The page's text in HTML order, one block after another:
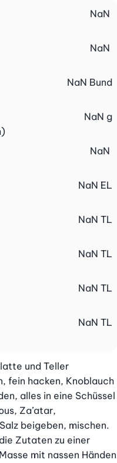
NaN
NaN
NaN Bund
NaN g
NaN
NaN EL
NaN TL
NaN TL
NaN TL
NaN TL
und Teller
fein hacken, Knoblauch
alles in eine Schüssel
Za’atar,
beigeben, mischen.
Zutaten zu einer
mit nassen Händen